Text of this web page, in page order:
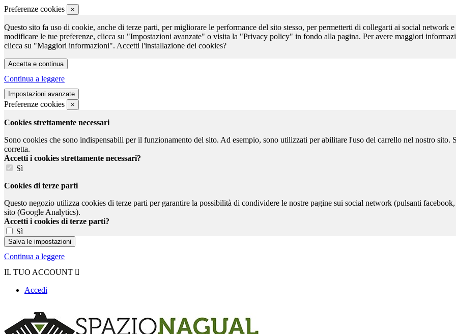
Preferenze cookies ×
Questo sito fa uso di cookie, anche di terze parti, per migliorare le performance del sito stesso, per permetterti di collegarti ai social network
modificare le tue preferenze, clicca su "Impostazioni avanzate" o visita la "Privacy policy" in fondo alla pagina. Per avere maggiori
clicca su "Maggiori informazioni". Accetti l'installazione dei cookies?
Continua a leggere
Preferenze cookies ×
Cookies strettamente necessari
Sono cookies che sono indispensabili per il funzionamento del sito. Ad esempio, sono utilizzati per abilitare l'uso del carrello nel nostro sito.
corretta.
Accetti i cookies strettamente necessari?
Sì
Cookies di terze parti
Questo negozio utilizza cookies di terze parti per garantire la possibilità di condividere le nostre pagine sui social network (pulsanti
sito (Google Analytics).
Accetti i cookies di terze parti?
Sì
Continua a leggere
IL TUO ACCOUNT 
Accedi